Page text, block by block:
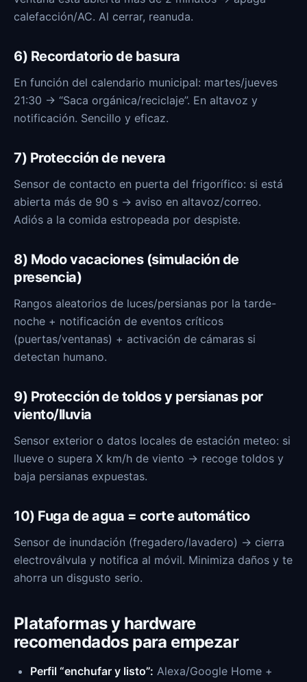
calefacción/AC. Al cerrar, reanuda.
6) Recordatorio de basura
En función del calendario municipal: martes/jueves
21:30 → “Saca orgánica/reciclaje”. En altavoz y
notificación. Sencillo y eficaz.
7) Protección de nevera
Sensor de contacto en puerta del frigorífico: si está
abierta más de 90 s → aviso en altavoz/correo.
Adiós a la comida estropeada por despiste.
8) Modo vacaciones (simulación de
presencia)
Rangos aleatorios de luces/persianas por la tarde-
noche + notificación de eventos críticos
(puertas/ventanas) + activación de cámaras si
detectan humano.
9) Protección de toldos y persianas por
viento/lluvia
Sensor exterior o datos locales de estación meteo: si
llueve o supera X km/h de viento → recoge toldos y
baja persianas expuestas.
10) Fuga de agua = corte automático
Sensor de inundación (fregadero/lavadero) → cierra
electroválvula y notifica al móvil. Minimiza daños y te
ahorra un disgusto serio.
Plataformas y hardware
recomendados para empezar
Perfil “enchufar y listo”: Alexa/Google Home +